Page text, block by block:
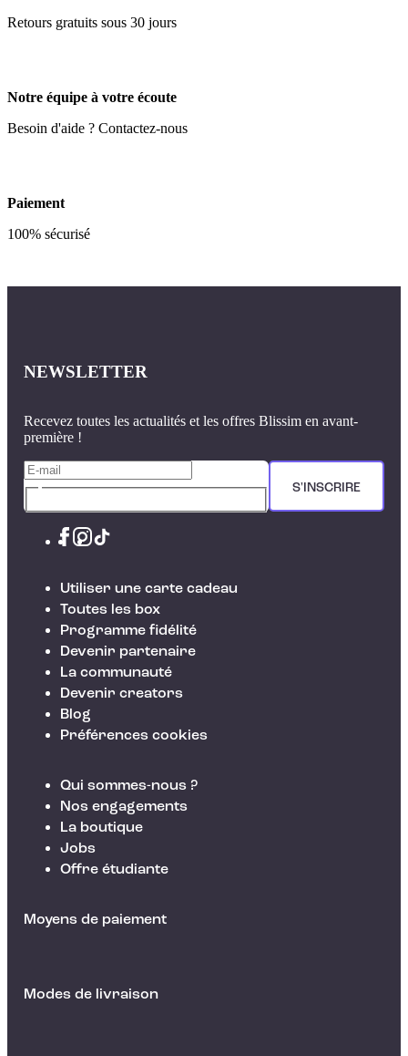
Retours gratuits sous 30 jours
Notre équipe à votre écoute
Besoin d'aide ? Contactez-nous
Paiement
100% sécurisé
NEWSLETTER
Recevez toutes les actualités et les offres Blissim en avant-
première !
S'INSCRIRE
Utiliser une carte cadeau
Toutes les box
Programme fidélité
Devenir partenaire
La communauté
Devenir creators
Blog
Préférences cookies
Qui sommes-nous ?
Nos engagements
La boutique
Jobs
Offre étudiante
Moyens de paiement
Modes de livraison